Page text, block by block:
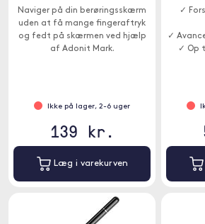
Naviger på din berøringsskærm
uden at få mange fingeraftryk
og fedt på skærmen ved hjælp
af Adonit Mark.
Ikke på lager, 2-6 uger
139 kr.
Læg i varekurven
✓
✓
✓ Op